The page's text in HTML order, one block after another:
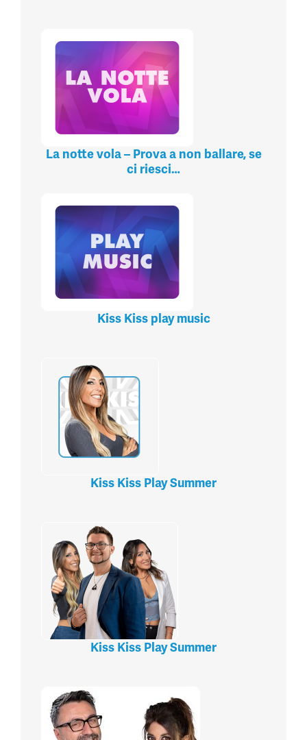
La notte vola – Prova a non ballare, se
ci riesci…
Kiss Kiss play music
Kiss Kiss Play Summer
Kiss Kiss Play Summer